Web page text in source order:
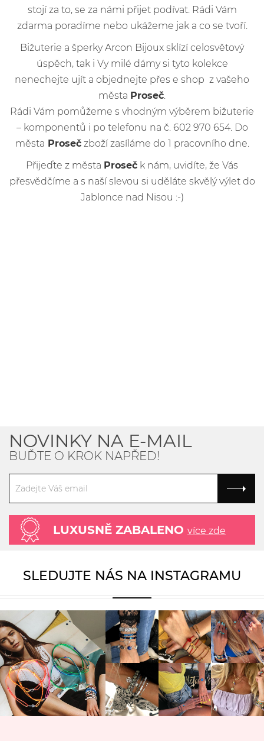
stojí za to, se za námi přijet podívat. Rádi Vám
zdarma poradíme nebo ukážeme jak a co se tvoří.
Bižuterie a šperky Arcon Bijoux sklízí celosvětový
úspěch, tak i Vy milé dámy si tyto kolekce
nenechejte ujít a objednejte přes e shop z vašeho
města Proseč
Rádi Vám pomůžeme s vhodným výběrem bižuterie
– komponentů i po telefonu na č. 602 970 654. Do
města Prosečzboží zasíláme do 1 pracovního dne.
Přijeďte z města Proseč k nám, uvidíte, že Vás
přesvědčíme a s naší slevou si uděláte skvělý výlet do
Jablonce nad Nisou :-)
NOVINKY NA E-MAIL
BUĎTE O KROK NAPŘED!
LUXUSNĚ ZABALENO více zde
SLEDUJTE NÁS NA INSTAGRAMU